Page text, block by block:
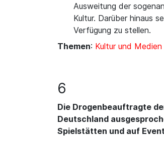
Ausweitung der
Kultur. Darüber hinaus
Verfügung zu stellen.
Themen: Kultur und Medien
6
Die Drogenbeauftragte
Deutschland
Spielstätten und auf